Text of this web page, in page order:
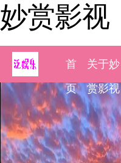
妙赏影视
首
页
关于妙
赏影视